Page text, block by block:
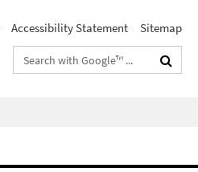
Accessibility Statement Sitemap
Search
terms